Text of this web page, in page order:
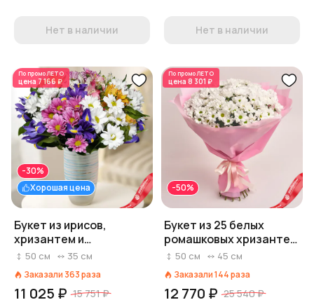
Нет в наличии Нет в наличии
По промоЛЕТО
цена 7 166 ₽
Хорошая цена
-30%
Букет из ирисов,
хризантем и
альстромерий
50 см 35 см
Заказали 363раза
11 025 ₽ 15 751 ₽
По промоЛЕТО
цена 8 301 ₽
-50%
Букет из 25 белых
ромашковых хризантем
в светло-розовой
50 см 45 см
Заказали144раза
12 770 ₽ 25 540 ₽